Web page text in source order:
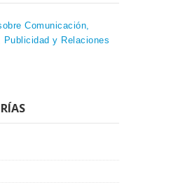
Comunicación,
Publicidad y Relaciones